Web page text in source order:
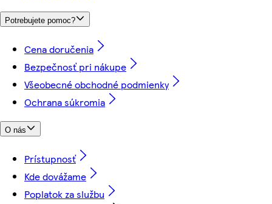
Potrebujete pomoc?
Cena doručenia
Bezpečnosť pri nákupe
Všeobecné obchodné podmienky
Ochrana súkromia
O nás
Prístupnosť
Kde dovážame
Poplatok za službu